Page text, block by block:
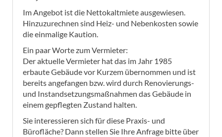
Im Angebot ist die Nettokaltmiete ausgewiesen.
Hinzuzurechnen sind Heiz- und Nebenkosten sowie
die einmalige Kaution.
Ein paar Worte zum Vermieter:
Der aktuelle Vermieter hat das im Jahr 1985
erbaute Gebäude vor Kurzem übernommen und ist
bereits angefangen bzw. wird durch Renovierungs-
und Instandsetzungsmaßnahmen das Gebäude in
einem gepflegten Zustand halten.
Sie interessieren sich für diese Praxis- und
Bürofläche? Dann stellen Sie Ihre Anfrage bitte über